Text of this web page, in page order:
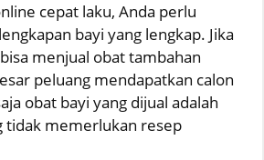
cepat laku, Anda perlu
bayi yang lengkap. Jika
menjual obat tambahan
peluang mendapatkan calon
obat bayi yang dijual adalah
tidak memerlukan resep